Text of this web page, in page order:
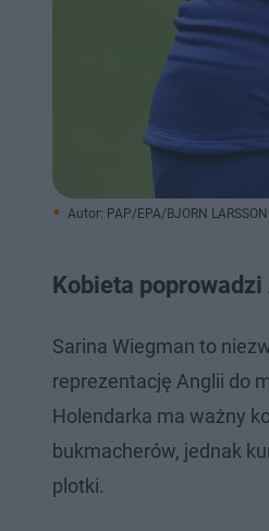
Autor: PAP/EPA/BJORN
Kobieta
Sarina Wiegman to
reprezentację Anglii do
Holendarka ma ważny
bukmacherów, jednak
plotki.